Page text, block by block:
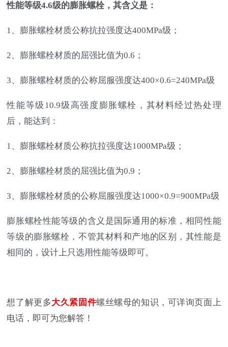
性能等级4.6级的膨胀螺栓，其含义是：
1、膨胀螺栓材质公称抗拉强度达400MPa级；
2、膨胀螺栓材质的屈强比值为0.6；
3、膨胀螺栓材质的公称屈服强度达400×0.6=240MPa级
性能等级10.9级高强度膨胀螺栓，其材料经过热处理
后，能达到：
1、膨胀螺栓材质公称抗拉强度达1000MPa级；
2、膨胀螺栓材质的屈强比值为0.9；
3、膨胀螺栓材质的公称屈服强度达1000×0.9=900MPa级
膨胀螺栓性能等级的含义是国际通用的标准，相同性能
等级的膨胀螺栓，不管其材料和产地的区别，其性能是
相同的，设计上只选用性能等级即可。
想了解更多大久紧固件螺丝螺母的知识，可详询页面上
电话，即可为您解答！